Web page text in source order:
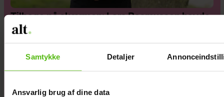
Samtykke Detaljer
Ansvarlig brug af dine data
Tilbage på skærmen: Lars Rasmussen havde
et særligt krav til TV 2